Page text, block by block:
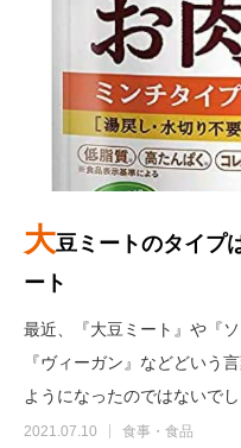
大豆ミートのタイプ
ート
最近、『大豆ミート』や『
『ヴィーガン』などどいう
ようになったのではないでし
2021.07.10 食事・食品